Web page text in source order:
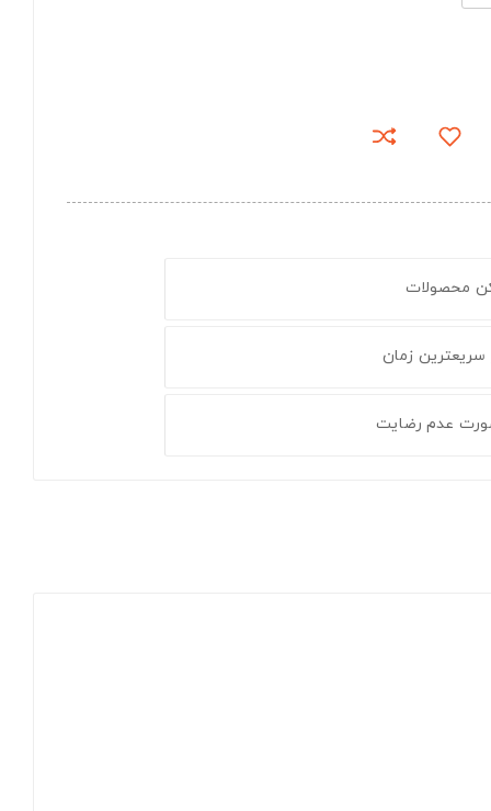
محصولات
سریعترین زمان
عدم رضایت